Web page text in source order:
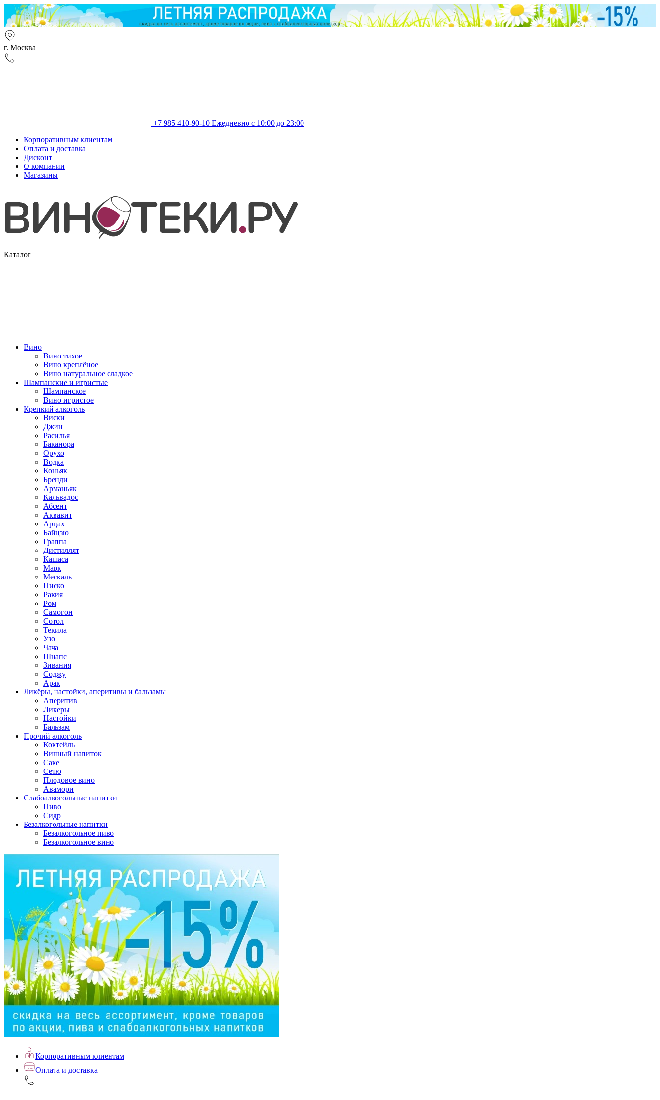
г. Москва
+7 985 410-90-10 Ежедневно с 10:00 до 23:00
Корпоративным клиентам
Оплата и доставка
Дисконт
О компании
Магазины
Каталог
Вино
Вино тихое
Вино креплёное
Вино натуральное сладкое
Шампанские и игристые
Шампанское
Вино игристое
Крепкий алкоголь
Виски
Джин
Расилья
Баканора
Орухо
Водка
Коньяк
Бренди
Арманьяк
Кальвадос
Абсент
Аквавит
Арцах
Байцзю
Граппа
Дистиллят
Кашаса
Марк
Мескаль
Писко
Ракия
Ром
Самогон
Сотол
Текила
Узо
Чача
Шнапс
Зивания
Соджу
Арак
Ликёры, настойки, аперитивы и бальзамы
Аперитив
Ликеры
Настойки
Бальзам
Прочий алкоголь
Коктейль
Винный напиток
Саке
Сетю
Плодовое вино
Авамори
Слабоалкогольные напитки
Пиво
Сидр
Безалкогольные напитки
Безалкогольное пиво
Безалкогольное вино
Корпоративным клиентам
Оплата и доставка